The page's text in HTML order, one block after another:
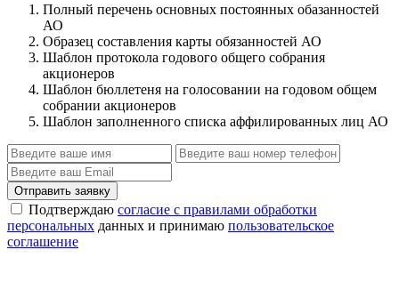
Полный перечень основных постоянных обазанностей
АО
Образец составления карты обязанностей АО
Шаблон протокола годового общего собрания
акционеров
Шаблон бюллетеня на голосовании на годовом общем
собрании акционеров
Шаблон заполненного списка аффилированных лиц АО
Отправить заявку
Подтверждаю согласие с правилами обработки
персональных данных и принимаю пользовательское
соглашение